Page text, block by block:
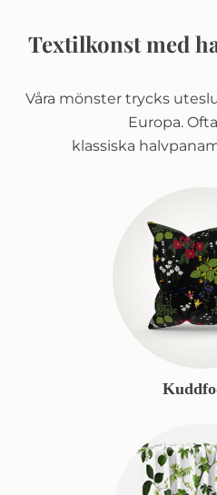
Textilkonst med
Våra mönster trycks
Europa.
klassiska